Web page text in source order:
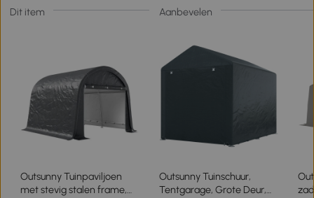
Dit item Aanbevelen
Outsunny Tuinpaviljoen
met stevig stalen frame,
Outsunny Tuinschuur,
Tentgarage, Grote Deur,